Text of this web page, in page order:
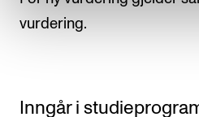
vurdering.
Inngår i